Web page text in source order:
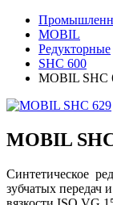
MOBIL
Редукторные
SHC 600
MOBIL SHC
MOBIL
Синтетическое
зубчатых передач